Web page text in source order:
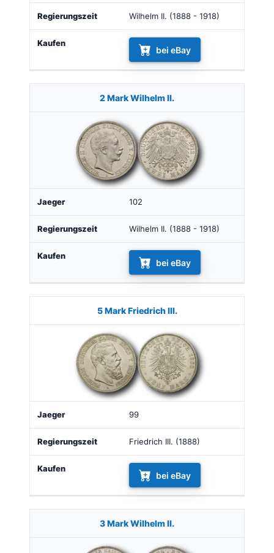
Wilhelm II. (1888 - 1918)
bei eBay
2 Mark Wilhelm II.
102
Wilhelm II. (1888 - 1918)
bei eBay
5 Mark Friedrich III.
99
Friedrich III. (1888)
bei eBay
3 Mark Wilhelm II.